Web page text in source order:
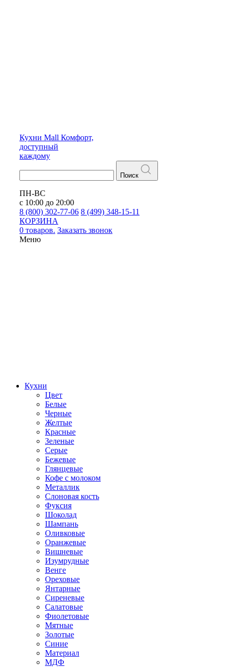
Кухни Mall Комфорт,
доступный
каждому
Поиск
ПН-ВС
с 10:00 до 20:00
8 (800) 302-77-06 8 (499) 348-15-11
КОРЗИНА
0 товаров. Заказать звонок
Меню
Кухни
Цвет
Белые
Черные
Желтые
Красные
Зеленые
Серые
Бежевые
Глянцевые
Кофе с молоком
Металлик
Слоновая кость
Фуксия
Шоколад
Шампань
Оливковые
Оранжевые
Вишневые
Изумрудные
Венге
Ореховые
Янтарные
Сиреневые
Салатовые
Фиолетовые
Мятные
Золотые
Синие
Материал
МДФ